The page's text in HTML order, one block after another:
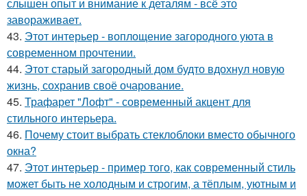
завораживает.
43. Этот интерьер - воплощение загородного уюта в
современном прочтении.
44. Этот старый загородный дом будто вдохнул новую
жизнь, сохранив своё очарование.
45. Трафарет "Лофт" - современный акцент для
стильного интерьера.
46. Почему стоит выбрать стеклоблоки вместо обычного
окна?
47. Этот интерьер - пример того, как современный стиль
может быть не холодным и строгим, а тёплым, уютным и